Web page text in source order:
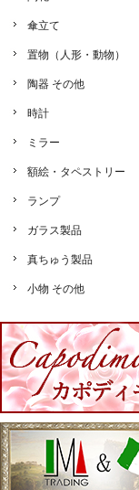
傘立て
置物（人形・動物）
陶器 その他
時計
ミラー
額絵・タペストリー
ランプ
ガラス製品
真ちゅう製品
小物 その他